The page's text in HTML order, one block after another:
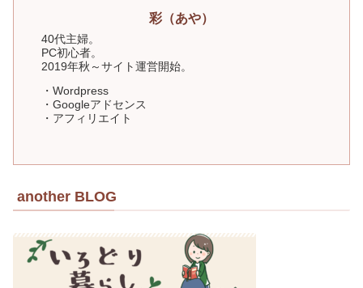
彩（あや）
40代主婦。
PC初心者。
2019年秋～サイト運営開始。
・Wordpress
・Googleアドセンス
・アフィリエイト
another BLOG